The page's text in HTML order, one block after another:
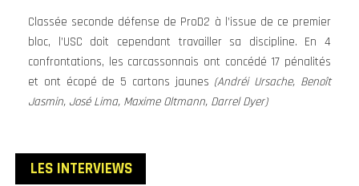
Classée seconde défense de ProD2 à l’issue de ce premier
bloc, l’USC doit cependant travailler sa discipline. En 4
confrontations, les carcassonnais ont concédé 17 pénalités
et ont écopé de 5 cartons jaunes (Andréi Ursache, Benoît
Jasmin, José Lima, Maxime Oltmann, Darrel Dyer)
LES INTERVIEWS